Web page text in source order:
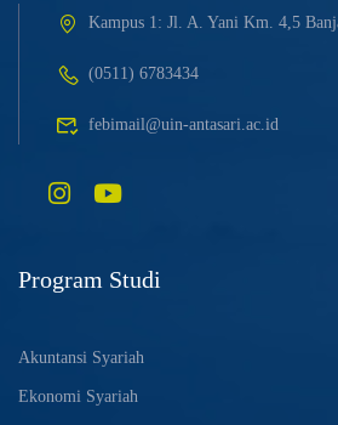
Kampus 1: Jl. A. Yani Km. 4,5
(0511) 6783434
febimail@uin-antasari.ac.id
Program Studi
Akuntansi Syariah
Ekonomi Syariah